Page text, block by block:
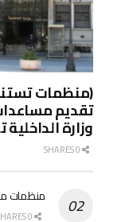
(منظمات
تقديم
وزارة
منظمات